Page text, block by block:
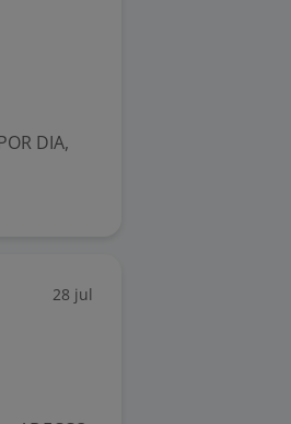
DIA,
28 jul